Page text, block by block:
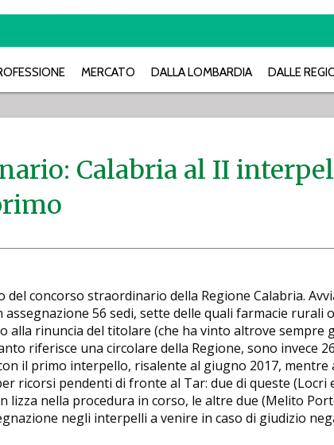
MERCATO DALLA LOMBARDIA DALLE
Calabria al II
concorso straordinario della Regione Calabria.
56 sedi, sette delle quali farmacie rurali
alla rinuncia del titolare (che ha vinto altrove sempre
riferisce una circolare della Regione, sono invece
il primo interpello, risalente al giugno 2017, mentre
ricorsi pendenti di fronte al Tar: due di queste (Locri
lizza nella procedura in corso, le altre due (Melito
negli interpelli a venire in caso di giudizio